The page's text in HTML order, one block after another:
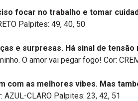
focar no trabalho e tomar
Palpites: 49, 40, 50
e surpresas. Há sinal de
O amor vai pegar fogo! Cor:
com as melhores vibes. Mas
AZUL-CLARO Palpites: 23, 42, 51